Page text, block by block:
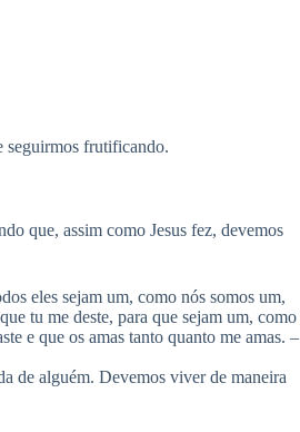
seguirmos frutificando.
que, assim como Jesus fez, devemos
eles sejam um, como nós somos um,
tu me deste, para que sejam um, como
e que os amas tanto quanto me amas. –
de alguém. Devemos viver de maneira